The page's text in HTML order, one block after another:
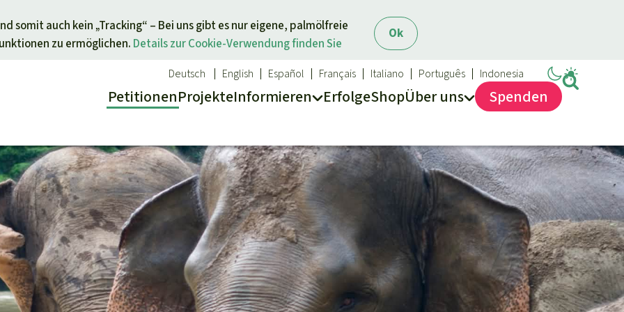
Ok
somit auch kein „Tracking“ – Bei uns gibt es nur eigene, palmölfreie
zu ermöglichen. Details zur Cookie-Verwendung finden Sie
PetitionenProjekteInformieren
Aktuelles
Erfolge
Alle News
Kids
Newsletter­anmeldung
Report
ErfolgeShopÜberuns
Deutsch English Español Français Italiano Português Indonesia
Spenden
ein Thema Spenden für eine Region
Südostasien
Afrika
Lateinamerika